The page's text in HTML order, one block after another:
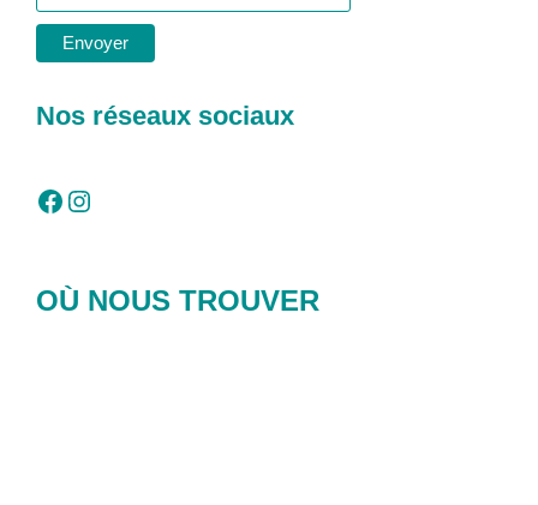
Nos réseaux sociaux
Facebook Instagram
OÙ NOUS TROUVER